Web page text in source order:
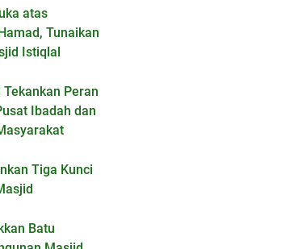
atas
Tunaikan
Istiqlal
Tekankan Peran
Ibadah dan
Tiga Kunci
Batu